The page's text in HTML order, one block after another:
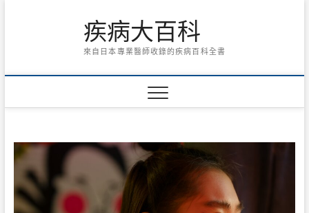
疾病大百科
來自日本專業醫師收錄的疾病百科全書